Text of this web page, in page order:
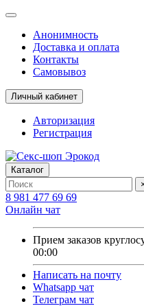
Анонимность
Доставка и оплата
Контакты
Самовывоз
Личный кабинет
Авторизация
Регистрация
Каталог
8 981 477 69 69
Онлайн чат
Прием заказов
00:00
Написать на почту
Whatsapp чат
Телеграм чат